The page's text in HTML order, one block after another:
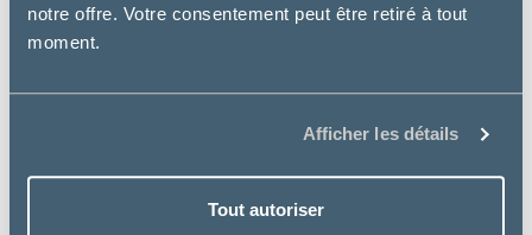
notre offre. Votre consentement peut être retiré à tout
moment.
Afficher les détails
Tout autoriser
Parce que bien nourrir son animal ne